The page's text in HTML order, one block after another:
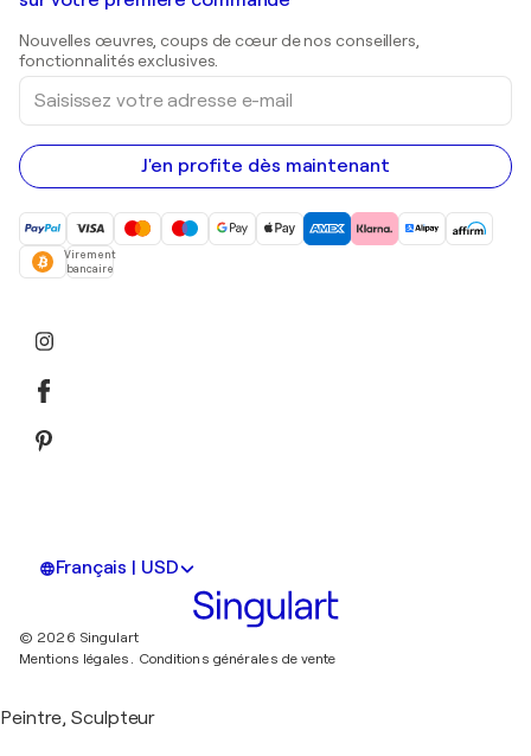
Estampes
Peintures acryliques
Nouvelles œuvres, coups de cœur de nos conseillers,
fonctionnalités exclusives.
Saisissez
votre
adresse
e-
mail
J'en profite dès maintenant
Virement
bancaire
Français | USD
© 2026 Singulart
Mentions légales. Conditions générales de vente
Peintre, Sculpteur